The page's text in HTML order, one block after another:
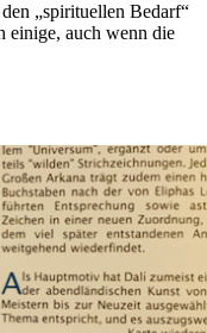
„spi­ri­tu­ellen Bedarf“
einige, auch wenn die